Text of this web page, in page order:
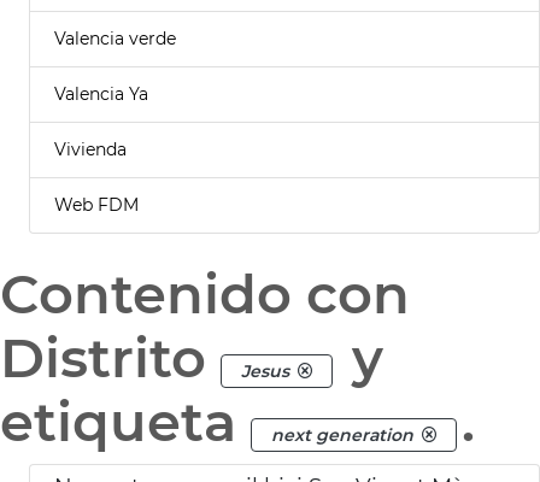
Valencia verde
Valencia Ya
Vivienda
Web FDM
Contenido con
Distrito
Jesus
y
etiqueta
next generation .